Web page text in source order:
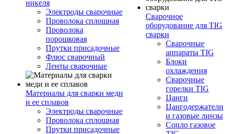
никеля
Электроды сварочные
Проволока сплошная
Проволока
порошковая
Прутки присадочные
Флюс сварочный
Ленты сварочные
Материалы для сварки меди
и ее сплавов
Электроды сварочные
Проволока сплошная
Прутки присадочные
Сварочное
оборудование для TIG
сварки
Сварочные
аппараты TIG
Блоки
охлаждения
Сварочные
горелки TIG
Цанги
Цангодержатели
и газовые линзы
Сопло газовое